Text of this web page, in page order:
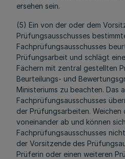
ersehen sein.
(5) Ein von der oder dem
Prüfungsausschusses
Fachprüfungsausschusses
Prüfungsarbeit und schlägt
Fächern mit zentral gestellten
Beurteilungs- und
Ministeriums zu beachten. Das
Fachprüfungsausschusses
der Prüfungsarbeiten.
voneinander ab und können
Fachprüfungsausschusses
der Vorsitzende des
Prüferin oder einen weiteren